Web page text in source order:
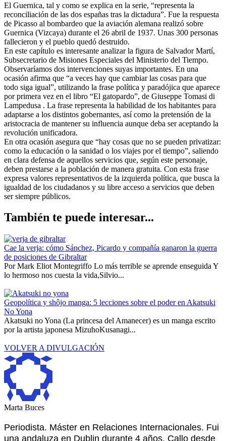
El Guernica, tal y como se explica en la serie, “representa la
reconciliación de las dos españas tras la dictadura”. Fue la respuesta
de Picasso al bombardeo que la aviación alemana realizó sobre
Guernica (Vizcaya) durante el 26 abril de 1937. Unas 300 personas
fallecieron y el pueblo quedó destruido.
En este capítulo es interesante analizar la figura de Salvador Martí,
Subsecretario de Misiones Especiales del Ministerio del Tiempo.
Observaríamos dos intervenciones suyas importantes. En una
ocasión afirma que “a veces hay que cambiar las cosas para que
todo siga igual”, utilizando la frase política y paradójica que aparece
por primera vez en el libro “El gatopardo”, de Giuseppe Tomasi di
Lampedusa . La frase representa la habilidad de los habitantes para
adaptarse a los distintos gobernantes, así como la pretensión de la
aristocracia de mantener su influencia aunque deba ser aceptando la
revolución unificadora.
En otra ocasión asegura que “hay cosas que no se pueden privatizar:
como la educación o la sanidad o los viajes por el tiempo”, saliendo
en clara defensa de aquellos servicios que, según este personaje,
deben prestarse a la población de manera gratuita. Con esta frase
expresa valores representativos de la izquierda política, que busca la
igualdad de los ciudadanos y su libre acceso a servicios que deben
ser siempre públicos.
También te puede interesar...
Cae la verja: cómo Sánchez, Picardo y compañía ganaron la guerra
de posiciones de Gibraltar
Por Mark Eliot Montegriffo Lo más terrible se aprende enseguida Y
lo hermoso nos cuesta la vida,Silvio...
Geopolítica y shôjo manga: 5 lecciones sobre el poder en Akatsuki
No Yona
Akatsuki no Yona (La princesa del Amanecer) es un manga escrito
por la artista japonesa MizuhoKusanagi...
VOLVER A DIVULGACIÓN
Marta Buces
Periodista. Máster en Relaciones Internacionales. Fui
una andaluza en Dublin durante 4 años. Callo desde